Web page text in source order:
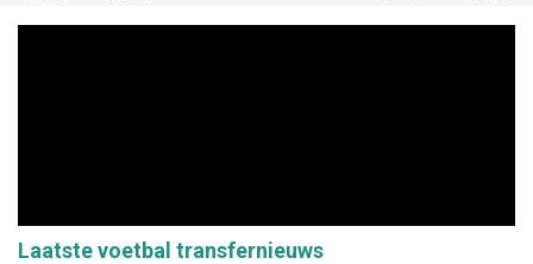
Laatste voetbal transfernieuws